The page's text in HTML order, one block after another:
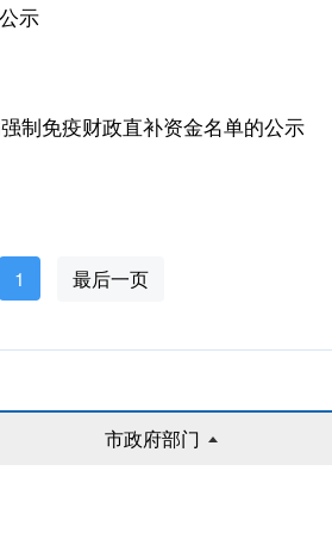
示
制免疫财政直补资金名单的公示
1 最后一页
市政府部门